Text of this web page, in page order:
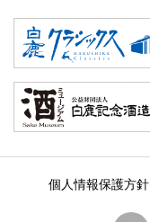
個人情報保護方針